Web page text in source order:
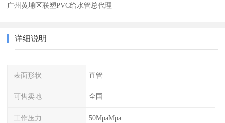
广州黄埔区联塑PVC给水管总代理
详细说明
表面形状 直管
可售卖地 全国
工作压力 50MpaMpa